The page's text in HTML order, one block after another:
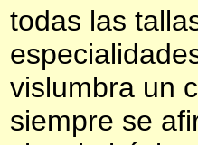
todas las
vislumbra un
siempre se